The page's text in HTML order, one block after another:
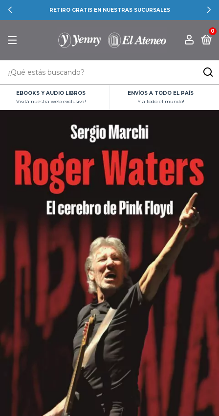
RETIRO GRATIS EN NUESTRAS SUCURSALES
0
EBOOKS Y AUDIO LIBROS
Visitá nuestra web exclusiva!
ENVÍOS A TODO EL PAÍS
Y a todo el mundo!